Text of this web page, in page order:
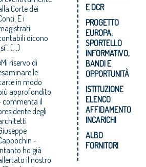
Corte dei
E i
dicono
(…)
riservo di
le
in modo
approfondito
commenta il
degli
-
ho già
il nostro
E DCR
PROGETTO
EUROPA,
SPORTELLO
INFORMATIVO,
BANDI E
OPPORTUNITÀ
ISTITUZIONE
ELENCO
AFFIDAMENTO
INCARICHI
ALBO
FORNITORI